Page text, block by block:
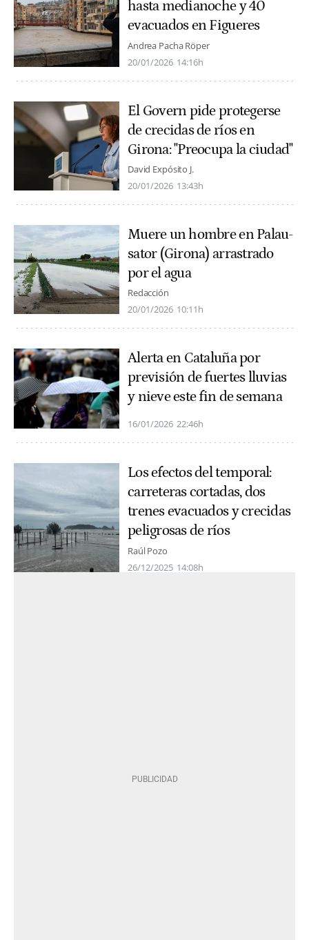
hasta medianoche y 40
evacuados en Figueres
Andrea Pacha Röper
20/01/2026 14:16h
El Govern pide protegerse
de crecidas de ríos en
Girona: "Preocupa la ciudad"
David Expósito J.
20/01/2026 13:43h
Muere un hombre en Palau-
sator (Girona) arrastrado
por el agua
Redacción
20/01/2026 10:11h
Alerta en Cataluña por
previsión de fuertes lluvias
y nieve este fin de semana
16/01/2026 22:46h
Los efectos del temporal:
carreteras cortadas, dos
trenes evacuados y crecidas
peligrosas de ríos
Raúl Pozo
26/12/2025 14:08h